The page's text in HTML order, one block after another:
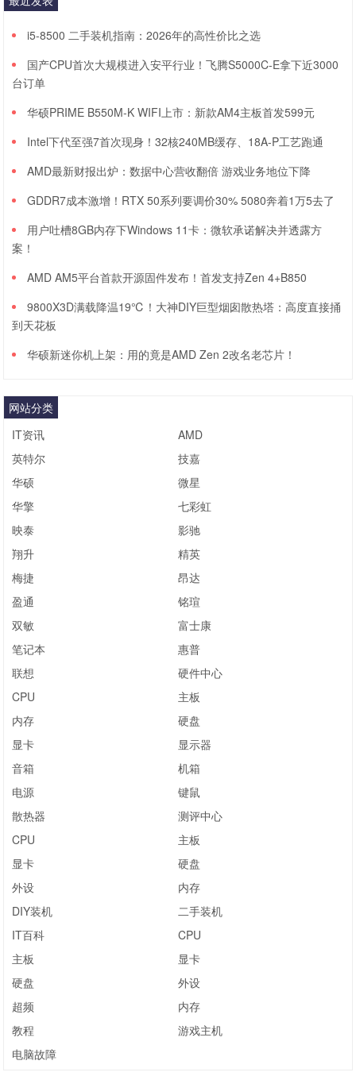
i5-8500 二手装机指南：2026年的高性价比之选
国产CPU首次大规模进入安平行业！飞腾S5000C-E拿下近3000
台订单
华硕PRIME B550M-K WIFI上市：新款AM4主板首发599元
Intel下代至强7首次现身！32核240MB缓存、18A-P工艺跑通
AMD最新财报出炉：数据中心营收翻倍 游戏业务地位下降
GDDR7成本激增！RTX 50系列要调价30% 5080奔着1万5去了
用户吐槽8GB内存下Windows 11卡：微软承诺解决并透露方
案！
AMD AM5平台首款开源固件发布！首发支持Zen 4+B850
9800X3D满载降温19℃！大神DIY巨型烟囱散热塔：高度直接捅
到天花板
华硕新迷你机上架：用的竟是AMD Zen 2改名老芯片！
网站分类
IT资讯
AMD
英特尔
技嘉
华硕
微星
华擎
七彩虹
映泰
影驰
翔升
精英
梅捷
昂达
盈通
铭瑄
双敏
富士康
笔记本
惠普
联想
硬件中心
CPU
主板
内存
硬盘
显卡
显示器
音箱
机箱
电源
键鼠
散热器
测评中心
CPU
主板
显卡
硬盘
外设
内存
DIY装机
二手装机
IT百科
CPU
主板
显卡
硬盘
外设
超频
内存
教程
游戏主机
电脑故障